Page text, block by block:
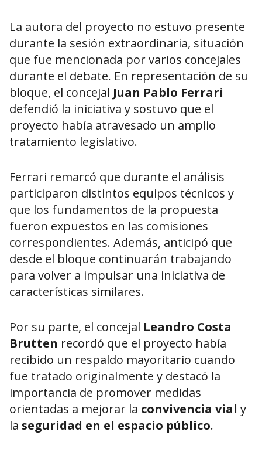
La autora del proyecto no estuvo presente
durante la sesión extraordinaria, situación
que fue mencionada por varios concejales
durante el debate. En representación de su
bloque, el concejal Juan Pablo Ferrari
defendió la iniciativa y sostuvo que el
proyecto había atravesado un amplio
tratamiento legislativo.
Ferrari remarcó que durante el análisis
participaron distintos equipos técnicos y
que los fundamentos de la propuesta
fueron expuestos en las comisiones
correspondientes. Además, anticipó que
desde el bloque continuarán trabajando
para volver a impulsar una iniciativa de
características similares.
Por su parte, el concejal Leandro Costa
Brutten recordó que el proyecto había
recibido un respaldo mayoritario cuando
fue tratado originalmente y destacó la
importancia de promover medidas
orientadas a mejorar la convivencia vial y
la seguridad en el espacio público.